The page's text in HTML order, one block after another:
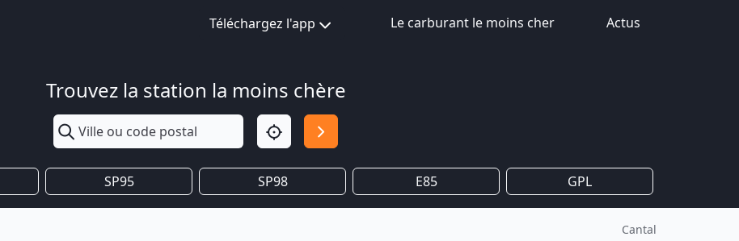
Téléchargez l'app Le carburant le moins cher Actus
Trouvez la station la moins chère
SP95 SP98 E85 GPL
Cantal